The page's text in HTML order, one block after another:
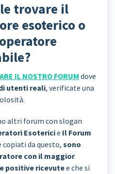
trovare il
esoterico o
IL NOSTRO FORUM dove
utenti reali, verificate una
altri forum con slogan
Esotericie Il Forum
copiati da questo, sono
con il maggior
positive ricevutee che si